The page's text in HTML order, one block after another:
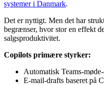
systemer i Danmark.
Det er nyttigt. Men det har
begrænser, hvor stor en effekt
salgsproduktivitet.
Copilots primære styrker:
Automatisk Teams-
E-mail-drafts baseret på